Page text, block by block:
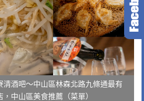
清酒吧～中山區林森北路九條通最有
中山區美食推薦（菜單）